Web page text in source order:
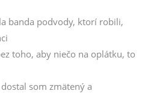
banda podvody, ktorí robili,
toho, aby niečo na oplátku, to
som zmätený a